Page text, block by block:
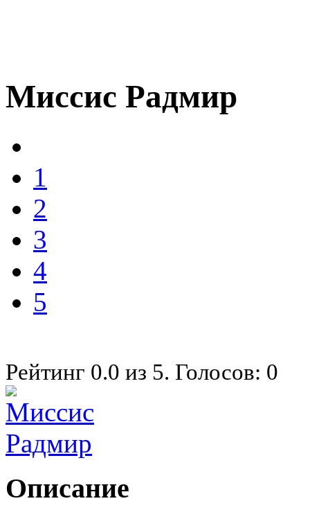
Миссис Радмир
1
2
3
4
5
Рейтинг 0.0 из 5. Голосов: 0
Описание